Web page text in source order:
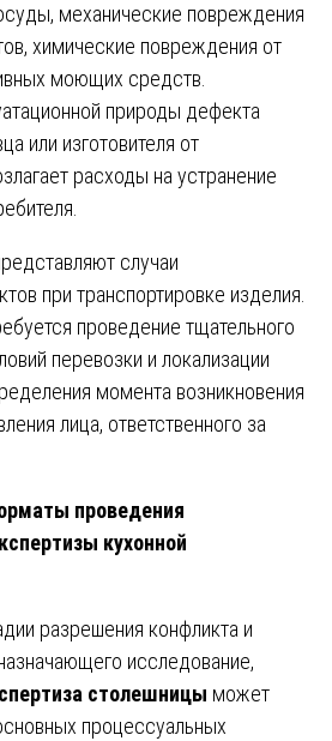
механические повреждения
химические повреждения от
моющих средств.
природы дефекта
или изготовителя от
расходы на устранение
случаи
при транспортировке изделия.
проведение тщательного
перевозки и локализации
момента возникновения
лица, ответственного за
проведения
кухонной
разрешения конфликта и
исследование,
столешницы может
процессуальных